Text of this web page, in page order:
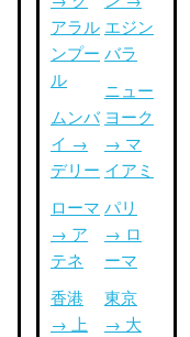
アラル
ンプー
ル
ムンバ
イ →
デリー
ローマ
→ ア
テネ
香港
→ 上
エジン
バラ
ニュー
ヨーク
→ マ
イアミ
パリ
→ ロ
ーマ
東京
→ 大